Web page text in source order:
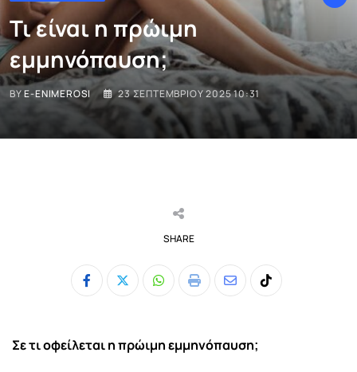
Τι είναι η πρώιμη
εμμηνόπαυση;
BYE-ENIMEROSI 23 ΣΕΠΤΕΜΒΡΊΟΥ 2025 10:31
SHARE
Whatsapp
Print
ShareTiktok
Σε τι οφείλεται η πρώιμη εμμηνόπαυση;